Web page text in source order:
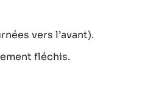
vers l’avant).
fléchis.